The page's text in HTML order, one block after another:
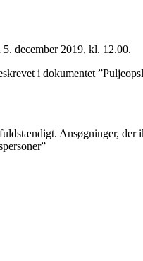
december 2019, kl. 12.00.
i dokumentet
Ansøgninger,